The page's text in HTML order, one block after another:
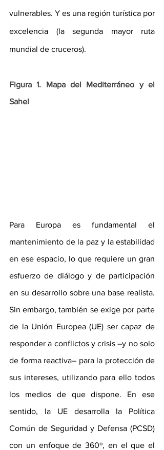
vulnerables. Y es una región turística por
excelencia (la segunda mayor ruta
mundial de cruceros).
Figura 1. Mapa del Mediterráneo y el
Sahel
Para Europa es fundamental el
mantenimiento de la paz y la estabilidad
en ese espacio, lo que requiere un gran
esfuerzo de diálogo y de participación
en su desarrollo sobre una base realista.
Sin embargo, también se exige por parte
de la Unión Europea (UE) ser capaz de
responder a conflictos y crisis –y no solo
de forma reactiva– para la protección de
sus intereses, utilizando para ello todos
los medios de que dispone. En ese
sentido, la UE desarrolla la Política
Común de Seguridad y Defensa (PCSD)
con un enfoque de 360º, en el que el